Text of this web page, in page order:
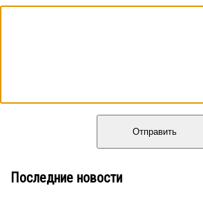
Отправить
Последние новости